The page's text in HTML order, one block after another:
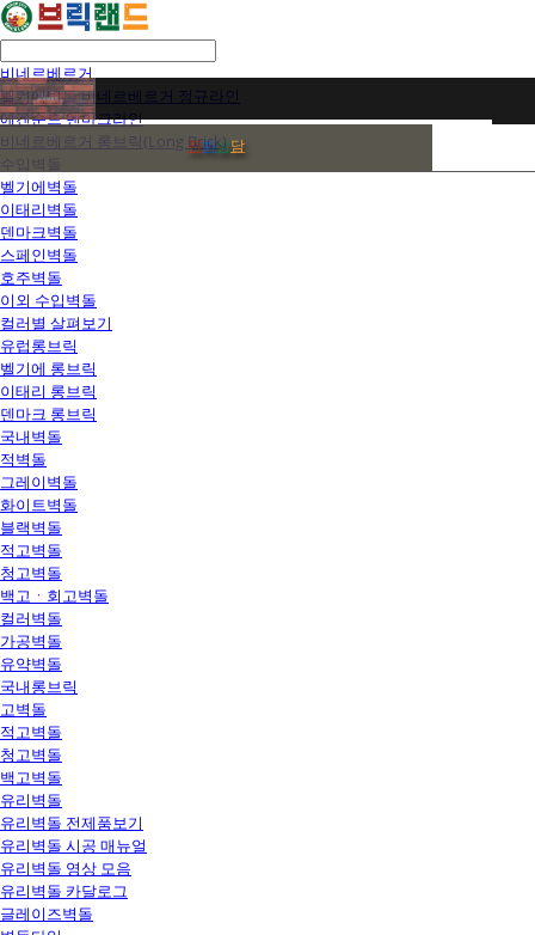
비네르베르거
벨기에벽돌 비네르베르거 정규라인
에겐순드 덴마크라인
비네르베르거 롱브릭(Long Brick)
수입벽돌
벨기에벽돌
이태리벽돌
덴마크벽돌
스페인벽돌
호주벽돌
이외 수입벽돌
컬러별 살펴보기
유럽롱브릭
벨기에 롱브릭
이태리 롱브릭
덴마크 롱브릭
국내벽돌
적벽돌
그레이벽돌
화이트벽돌
블랙벽돌
적고벽돌
청고벽돌
백고ㆍ회고벽돌
컬러벽돌
가공벽돌
유약벽돌
국내롱브릭
고벽돌
적고벽돌
청고벽돌
백고벽돌
유리벽돌
유리벽돌 전제품보기
유리벽돌 시공 매뉴얼
유리벽돌 영상 모음
유리벽돌 카달로그
글레이즈벽돌
전화상담